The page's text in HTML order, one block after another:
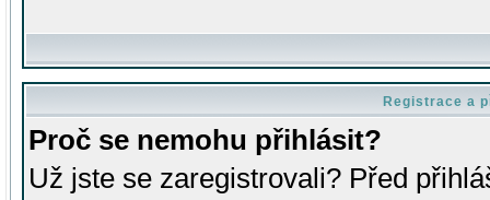
Registrace a
Proč se nemohu přihlásit?
Už jste se zaregistrovali? Před